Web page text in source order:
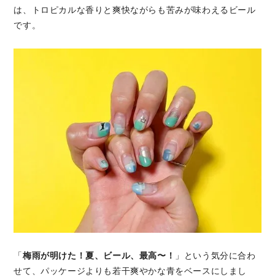
は、トロピカルな香りと爽快ながらも苦みが味わえるビール
です。
「梅雨が明けた！夏、ビール、最高〜！
」という気分に合わ
せて、パッケージよりも若干爽やかな青をベースにしまし